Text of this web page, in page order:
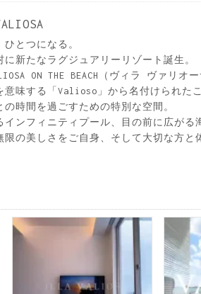
ひとつになる。
に新たなラグジュアリーリゾート誕生。
ON THE BEACH（ヴィラ ヴァリオ
意味する「Valioso」から名付けられた
の時間を過ごすための特別な空間。
インフィニティプール、目の前に広がる
限の美しさをご自身、そして大切な方と